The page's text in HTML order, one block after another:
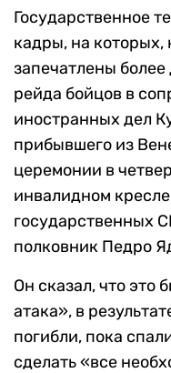
Государственное
кадры, на которых,
запечатлены
рейда бойцов в
иностранных дел
прибывшего из
церемонии в
инвалидном
государственных
полковник Педро
Он сказал, что это
атака», в
погибли, пока
сделать «все